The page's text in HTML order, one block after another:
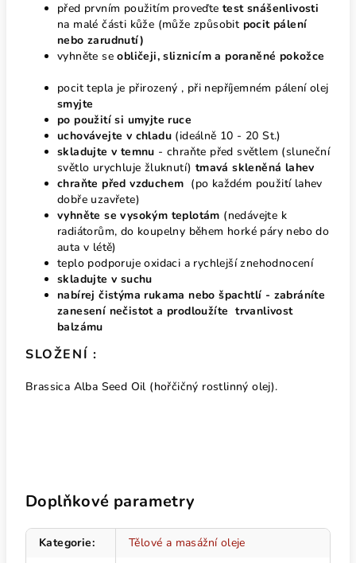
před prvním použitím proveďte test snášenlivosti
na malé části kůže (může způsobit pocit pálení
nebo zarudnutí)
vyhněte seobličeji, sliznicím a poraněné pokožce
pocit tepla je přirozený , při nepříjemném pálení olej
smyjte
po použití si umyjte ruce
uchovávejte v chladu (ideálně 10 - 20 St.)
skladujte v temnu - chraňte před světlem (sluneční
světlo urychluje žluknutí) tmavá skleněná lahev
chraňte před vzduchem (po každém použití lahev
dobře uzavřete)
vyhněte se vysokým teplotám (nedávejte k
radiátorům, do koupelny během horké páry nebo do
auta v létě)
teplo podporuje oxidaci a rychlejší znehodnocení
skladujte v suchu
nabírej čistýma rukama nebo špachtlí - zabráníte
zanesení nečistot a prodloužíte trvanlivost
balzámu
SLOŽENÍ :
Brassica Alba Seed Oil (hořčičný rostlinný olej).
Doplňkové parametry
Kategorie:
Tělové a masážní oleje